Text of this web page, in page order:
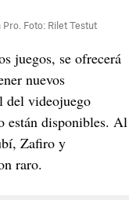
Foto: Rilet Testut
juegos, se ofrecerá
nuevos
del videojuego
están disponibles. Al
Zafiro y
raro.